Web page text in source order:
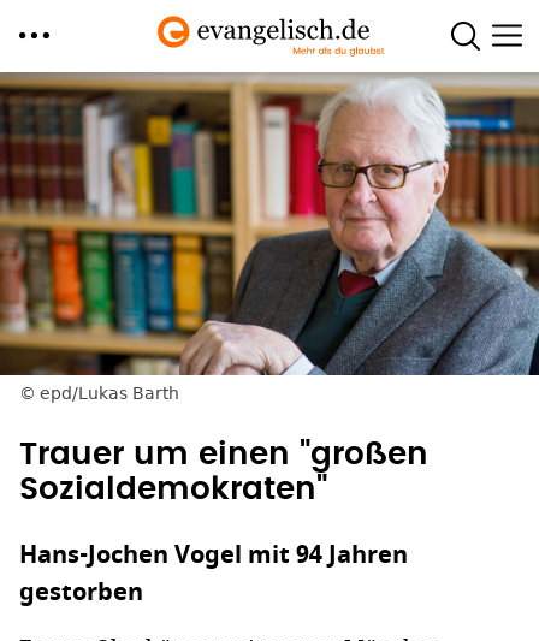
Direkt
zum
epd/Lukas Barth
Trauer um einen "großen
Sozialdemokraten"
Hans-Jochen Vogel mit 94 Jahren
gestorben